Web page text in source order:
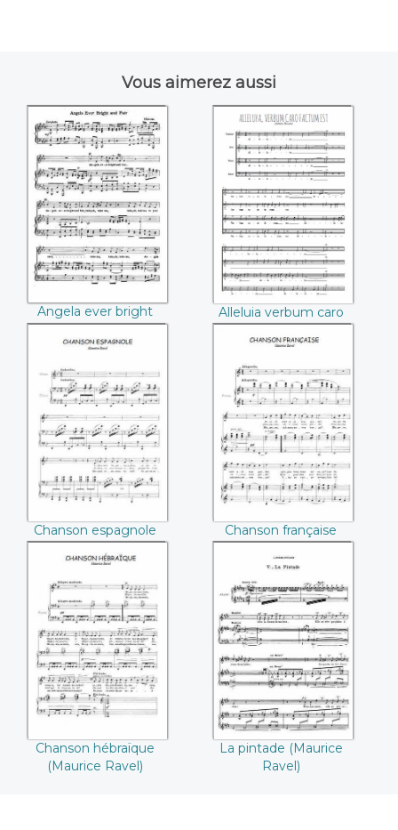
Vous aimerez aussi
Angela ever bright
and fair (Georg
Friedrich Händel)
Angela ever bright
and fair (Georg
Friedrich Händel)
Alleluia verbum
caro factum est
(Antoine Busnois)
Alleluia verbum caro
factum est (Antoine
Busnois)
Chanson
espagnole
(Maurice Ravel)
Chanson espagnole
(Maurice Ravel)
Chanson française
(Maurice Ravel)
Chanson française
(Maurice Ravel)
Chanson
hébraïque
(Maurice Ravel)
Chanson hébraïque
(Maurice Ravel)
La pintade
(Maurice Ravel)
La pintade (Maurice
Ravel)